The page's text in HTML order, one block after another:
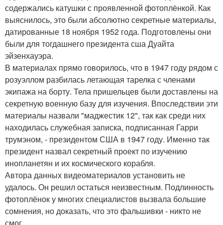
содержались катушки с проявленной фотоплёнкой. Как
выяснилось, это были абсолютно секретные материалы,
датированные 18 ноября 1952 года. Подготовлены они
были для тогдашнего президента сша Дуайта
эйзенхауэра.
В материалах прямо говорилось, что в 1947 году рядом с
розуэллом разбилась летающая тарелка с членами
экипажа на борту. Тела пришельцев были доставлены на
секретную военную базу для изучения. Впоследствии эти
материалы назвали "маджестик 12", так как среди них
находилась служебная записка, подписанная Гарри
трумэном, - президентом США в 1947 году. Именно так
президент назвал секретный проект по изучению
инопланетян и их космического корабля.
Автора данных видеоматериалов установить не
удалось. Он решил остаться неизвестным. Подлинность
фотоплёнок у многих специалистов вызвала большие
сомнения, но доказать, что это фальшивки - никто не
смог.